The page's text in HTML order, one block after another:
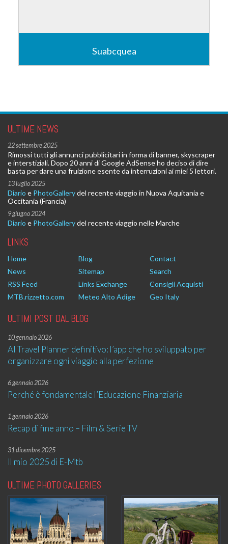
Suabcquea
ULTIME NEWS
22 settembre 2025
Rimossi tutti gli annunci pubblicitari in forma di banner, skyscraper
e interstiziali. Dopo 20 anni di Google AdSense ho deciso di dire
basta per dare una fruizione esente da interruzioni ai miei 5 lettori.
13 luglio 2025
Diario e PhotoGallerydel recente viaggio in Nuova Aquitania e
Occitania (Francia)
9 giugno 2024
Diario e PhotoGallerydel recente viaggio nelle Marche
LINKS
Home Blog
Contact
News
Sitemap
Search
RSS Feed
Links Exchange
Consigli Acquisti
MTB.rizzetto.com
Meteo Alto Adige Geo Italy
ULTIMI POST DAL BLOG
10 gennaio 2026
AI Travel Planner definitivo: l’app che ho sviluppato per
organizzare ogni viaggio alla perfezione
6 gennaio 2026
Perché è fondamentale l’Educazione Finanziaria
1 gennaio 2026
Recap di fine anno – Film & Serie TV
31 dicembre 2025
Il mio 2025 di E-Mtb
ULTIME PHOTO GALLERIES